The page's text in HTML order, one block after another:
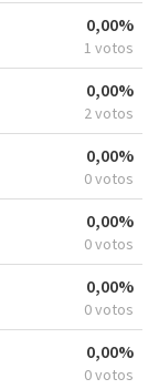
0,00%
1 votos
0,00%
2 votos
0,00%
0 votos
0,00%
0 votos
0,00%
0 votos
0,00%
0 votos